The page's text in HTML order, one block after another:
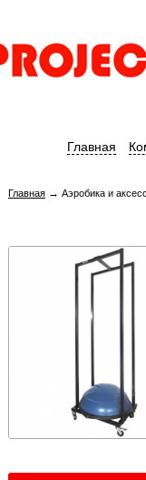
Главная
Главная → Аэробика и